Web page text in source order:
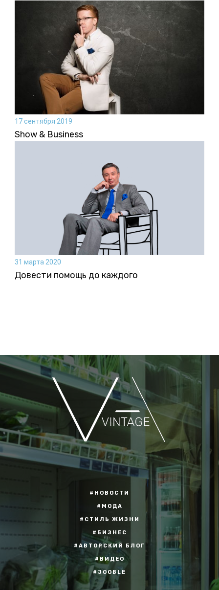
17 сентября 2019
Show & Business
31 марта 2020
Довести помощь до каждого
#НОВОСТИ
#МОДА
#СТИЛЬ ЖИЗНИ
#БИЗНЕС
#АВТОРСКИЙ БЛОГ
#ВИДЕО
#JOOBLE